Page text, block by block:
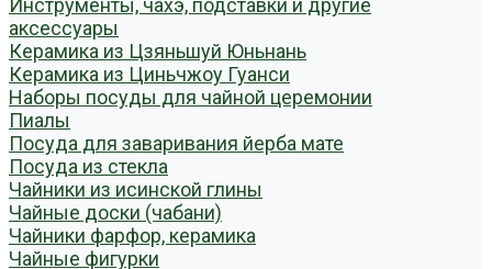
Инструменты, чахэ, подставки и другие
аксессуары
Керамика из Цзяньшуй Юньнань
Керамика из Циньчжоу Гуанси
Наборы посуды для чайной церемонии
Пиалы
Посуда для заваривания йерба мате
Посуда из стекла
Чайники из исинской глины
Чайные доски (чабани)
Чайники фарфор, керамика
Чайные фигурки